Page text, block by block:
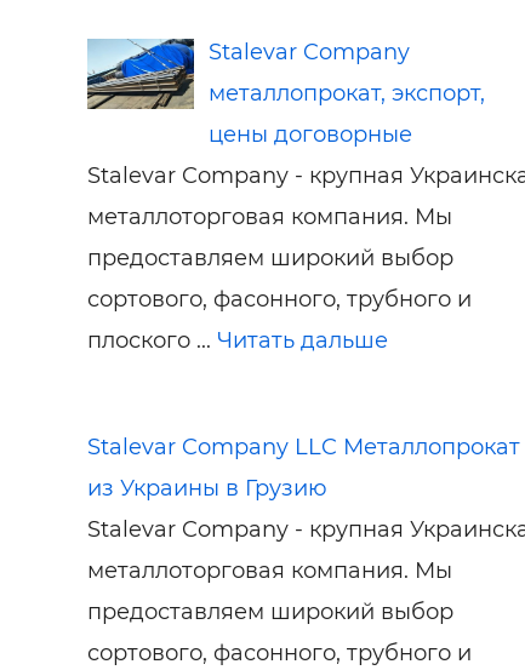
Stalevar Company
металлопрокат, экспорт,
цены договорные
Stalevar Company - крупная
металлоторговая компания. Мы
предоставляем широкий выбор
сортового, фасонного, трубного и
плоского ... Читать дальше
Stalevar Company LLC Металлопрокат
из Украины в Грузию
Stalevar Company - крупная
металлоторговая компания. Мы
предоставляем широкий выбор
сортового, фасонного, трубного и